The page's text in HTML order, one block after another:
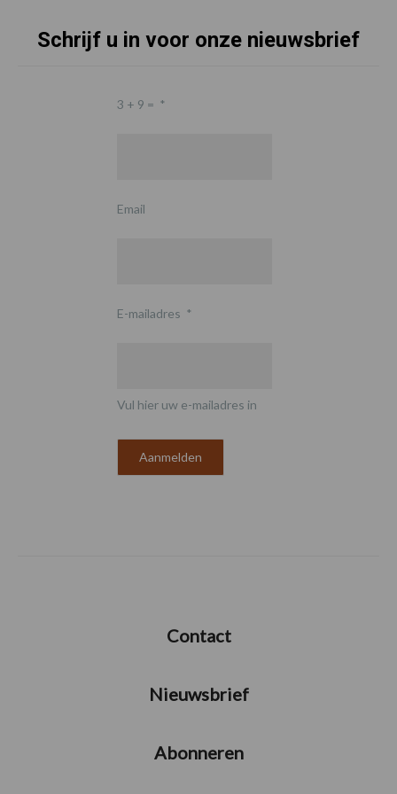
Schrijf u in voor onze nieuwsbrief
3 + 9 = *
Email
E-mailadres *
Vul hier uw e-mailadres in
Contact
Nieuwsbrief
Abonneren